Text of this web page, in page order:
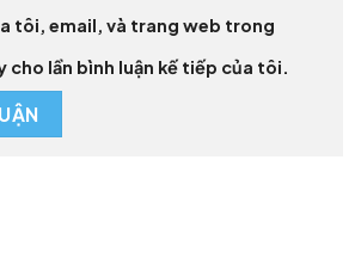
tôi, email, và trang web trong
cho lần bình luận kế tiếp của tôi.